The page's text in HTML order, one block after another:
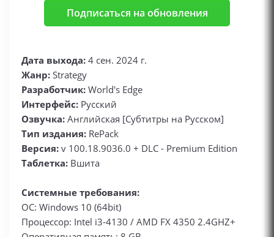
Подписаться на обновления
Дата выхода: 4 сен. 2024 г.
Жанр: Strategy
Разработчик: World's Edge
Интерфейс: Русский
Озвучка: Английская [Субтитры на Русском]
Тип издания: RePack
Версия: v 100.18.9036.0 + DLC - Premium Edition
Таблетка: Вшита
Системные требования:
ОС: Windows 10 (64bit)
Процессор: Intel i3-4130 / AMD FX 4350 2.4GHZ+